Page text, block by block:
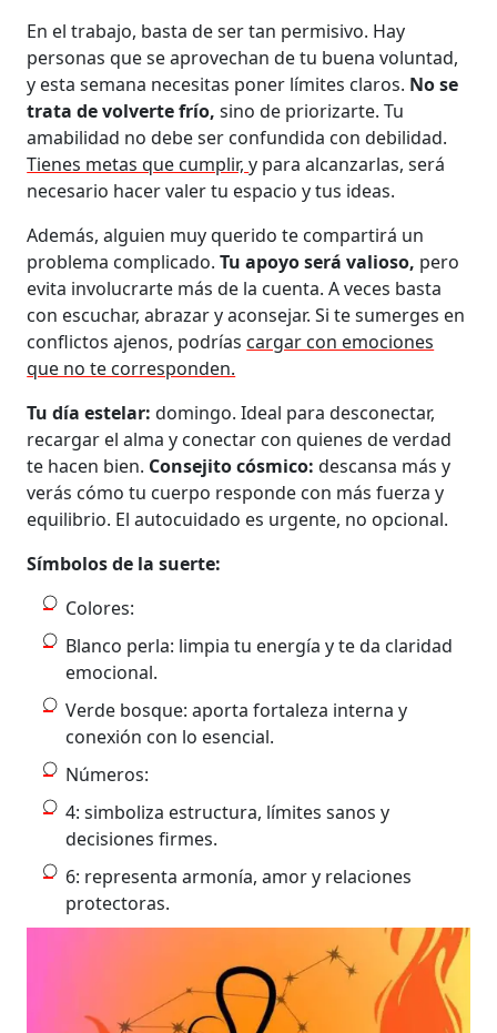
En el trabajo, basta de ser tan permisivo. Hay
personas que se aprovechan de tu buena voluntad,
y esta semana necesitas poner límites claros. No se
trata de volverte frío, sino de priorizarte. Tu
amabilidad no debe ser confundida con debilidad.
Tienes metas que cumplir,y para alcanzarlas, será
necesario hacer valer tu espacio y tus ideas.
Además, alguien muy querido te compartirá un
problema complicado.Tu apoyo será valioso, pero
evita involucrarte más de la cuenta. A veces basta
con escuchar, abrazar y aconsejar. Si te sumerges en
conflictos ajenos, podrías cargar con emociones
que no te corresponden.
Tu día estelar:domingo. Ideal para desconectar,
recargar el alma y conectar con quienes de verdad
te hacen bien. Consejito cósmico: descansa más y
verás cómo tu cuerpo responde con más fuerza y
equilibrio. El autocuidado es urgente, no opcional.
Símbolos de la suerte:
Colores:
Blanco perla: limpia tu energía y te da claridad
emocional.
Verde bosque: aporta fortaleza interna y
conexión con lo esencial.
Números:
4: simboliza estructura, límites sanos y
decisiones firmes.
6: representa armonía, amor y relaciones
protectoras.